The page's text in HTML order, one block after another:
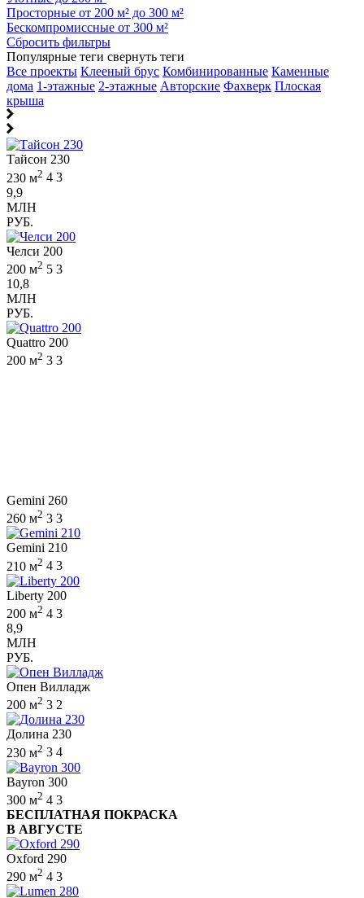
Просторные от 200 м² до 300 м²
Бескомпромиссные от 300 м²
Сбросить фильтры
Популярные теги свернуть теги
Все проекты Клееный брус Комбинированные Каменные
дома 1-этажные 2-этажные Авторские Фахверк Плоская
крыша
Тайсон 230
230 м2 4 3
9,9
МЛН
РУБ.
Челси 200
200 м2 5 3
10,8
МЛН
РУБ.
Quattro 200
200 м2 3 3
Gemini 260
260 м2 3 3
Gemini 210
210 м2 4 3
Liberty 200
200 м2 4 3
8,9
МЛН
РУБ.
Опен Вилладж
200 м2 3 2
Долина 230
230 м2 3 4
Bayron 300
300 м2 4 3
БЕСПЛАТНАЯ ПОКРАСКА
В АВГУСТЕ
Oxford 290
290 м2 4 3